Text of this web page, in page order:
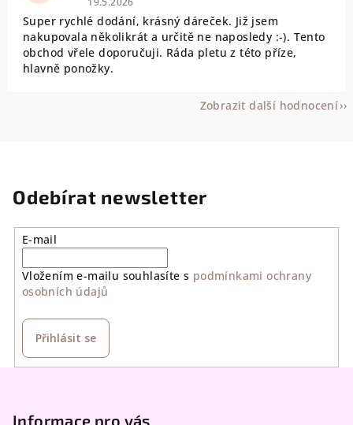
Super rychlé dodání, krásný dáreček. Již jsem
nakupovala několikrát a určitě ne naposledy :-). Tento
obchod vřele doporučuji. Ráda pletu z této příze,
hlavně ponožky.
Zobrazit další hodnocení
Odebírat newsletter
E-mail
Vložením e-mailu souhlasíte s podmínkami ochrany
osobních údajů
Přihlásit se
Informace pro vás